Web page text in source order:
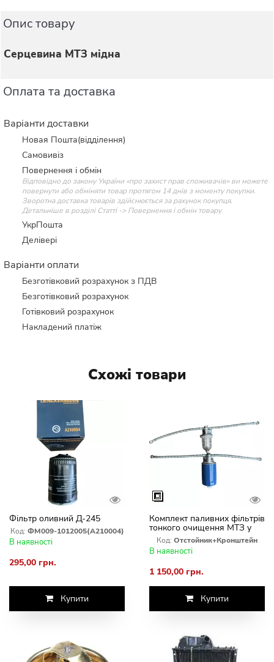
Опис товару
Серцевина МТЗ мідна
Оплата та доставка
Варіанти доставки
Новая Пошта(відділення)
Самовивіз
Повернення і обмін
Відповідно до закону України «про захист прав споживачів» ви можете
повернути або обміняти товар протягом 14 днів з моменту покупки.
Зворотна доставка товарів здійснюється за рахунок покупця.
Детальніше в розділі Статті -> Повернення і обмін товару
УкрПошта
Делівері
Варіанти оплати
Безготівковий розрахунок з ПДВ
Безготівковий розрахунок
Готівковий розрахунок
Накладений платіж
Схожі товари
Фільтр оливний Д-245
Код: ФМ009-1012005(А210004)
В наявності
295,00 грн.
Купити
Комплект паливних фільтрів
тонкого очищення МТЗ у
зборі
Код: Отстойник+Кронштейн
В наявності
1 150,00 грн.
Купити